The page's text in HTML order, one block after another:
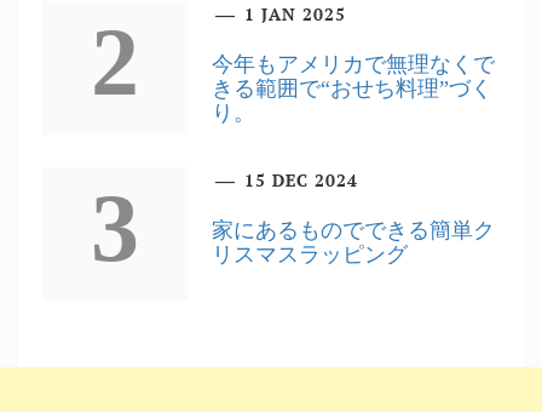
2 1 JAN 2025
今年もアメリカで無理なくで
きる範囲で“おせち料理”づく
り。
3 15 DEC 2024
家にあるものでできる簡単ク
リスマスラッピング